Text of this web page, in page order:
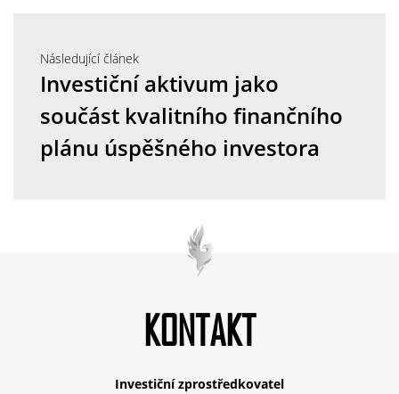
Následující článek
Investiční aktivum jako
součást kvalitního finančního
plánu úspěšného investora
KONTAKT
Investiční zprostředkovatel